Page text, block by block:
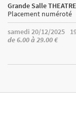
Grande Salle
Placement numéroté
samedi 20/12/2025
de 6.00 à 29.00 €